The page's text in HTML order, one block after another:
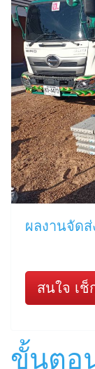
ผลงานจัด
สนใจ เช็
ขั้นตอ